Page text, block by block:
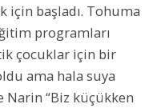
için başladı. Tohuma
programları
çocuklar için bir
ama hala suya
Narin “Biz küçükken